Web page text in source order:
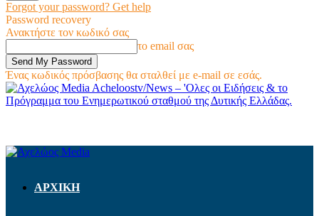
Forgot your password? Get help
Password recovery
Ανακτήστε τον κωδικό σας
το email σας
Ένας κωδικός πρόσβασης θα σταλθεί με e-mail σε εσάς.
Acheloostv/News – 'Ολες οι Ειδήσεις & το
Πρόγραμμα του Ενημερωτικού σταθμού της Δυτικής Ελλάδας.
ΑΡΧΙΚΗ